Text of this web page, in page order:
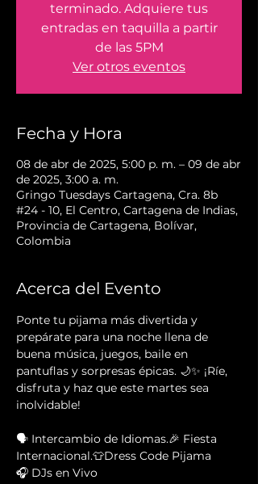
terminado. Adquiere tus
entradas en taquilla a partir
de las 5PM
Ver otros eventos
Fecha y Hora
08 de abr de 2025, 5:00 p. m. – 09 de abr
de 2025, 3:00 a. m.
Gringo Tuesdays Cartagena, Cra. 8b
#24 - 10, El Centro, Cartagena de Indias,
Provincia de Cartagena, Bolívar,
Colombia
Acerca del Evento
Ponte tu pijama más divertida y
prepárate para una noche llena de
buena música, juegos, baile en
pantuflas y sorpresas épicas. 🌙✨ ¡Ríe,
disfruta y haz que este martes sea
inolvidable!
🗣 Intercambio de Idiomas.🎉 Fiesta
Internacional.👕Dress Code Pijama
🎧 DJs en Vivo